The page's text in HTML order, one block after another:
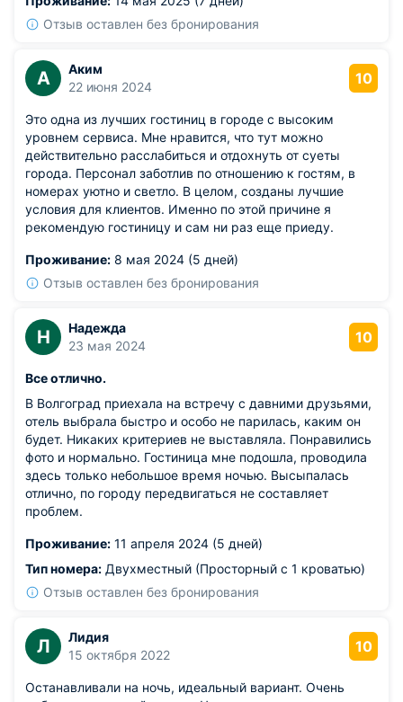
продумано до мелочей, атмосфера располагает к
отдыху.
Отзыв оставлен без бронирования
А
Аким
22 июня 2024
10
Это одна из лучших гостиниц в городе с высоким
уровнем сервиса. Мне нравится, что тут можно
действительно расслабиться и отдохнуть от суеты
города. Персонал заботлив по отношению к гостям, в
номерах уютно и светло. В целом, созданы лучшие
условия для клиентов. Именно по этой причине я
рекомендую гостиницу и сам ни раз еще приеду.
Проживание: 8 мая 2024 (5 дней)
Отзыв оставлен без бронирования
Н
Надежда
23 мая 2024
10
Все отлично.
В Волгоград приехала на встречу с давними друзьями,
отель выбрала быстро и особо не парилась, каким он
будет. Никаких критериев не выставляла. Понравились
фото и нормально. Гостиница мне подошла, проводила
здесь только небольшое время ночью. Высыпалась
отлично, по городу передвигаться не составляет
проблем.
Проживание: 11 апреля 2024 (5 дней)
Тип номера: Двухместный (Просторный с 1 кроватью)
Отзыв оставлен без бронирования
Л
Лидия
15 октября 2022
10
Останавливали на ночь, идеальный вариант. Очень